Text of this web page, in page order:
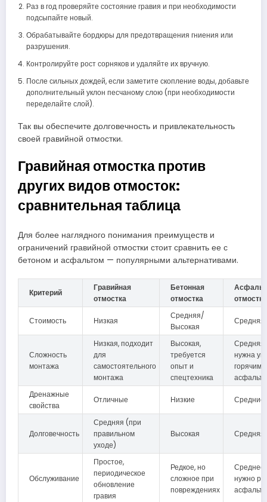
Раз в год проверяйте состояние гравия и при необходимости
подсыпайте новый.
Обрабатывайте бордюры для предотвращения гниения или
разрушения.
Контролируйте рост сорняков и удаляйте их вручную.
После сильных дождей, если заметите скопление воды, добавьте
дополнительный уклон песчаному слою (при необходимости
переделайте слой).
Так вы обеспечите долговечность и привлекательность
своей гравийной отмостки.
Гравийная отмостка против
других видов отмосток:
сравнительная таблица
Для более наглядного понимания преимуществ и
ограничений гравийной отмостки стоит сравнить ее с
бетоном и асфальтом — популярными альтернативами.
Критерий
Гравийная
отмостка
Бетонная
отмостка
отмостка
Стоимость Низкая
Средняя/
Высокая
Средняя
Сложность
монтажа
Низкая, подходит
для
самостоятельного
монтажа
Высокая,
требуется
опыт и
спецтехника
Средняя,
нужна
горячим
Дренажные
свойства
Отличные Низкие Средние
Долговечность
Средняя (при
правильном
уходе)
Высокая Средняя
Обслуживание
Простое,
периодическое
обновление
гравия
Редкое, но
сложное при
повреждениях
Среднее,
нужно
асфальта